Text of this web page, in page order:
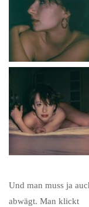
Und man muss ja
abwägt. Man klickt